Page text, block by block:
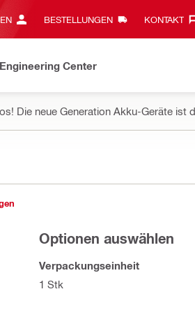
BESTELLUNGEN KONTAKT‎
Engineering Center
Die neue Generation Akku-Geräte ist
Optionen auswählen
Verpackungseinheit
1 Stk